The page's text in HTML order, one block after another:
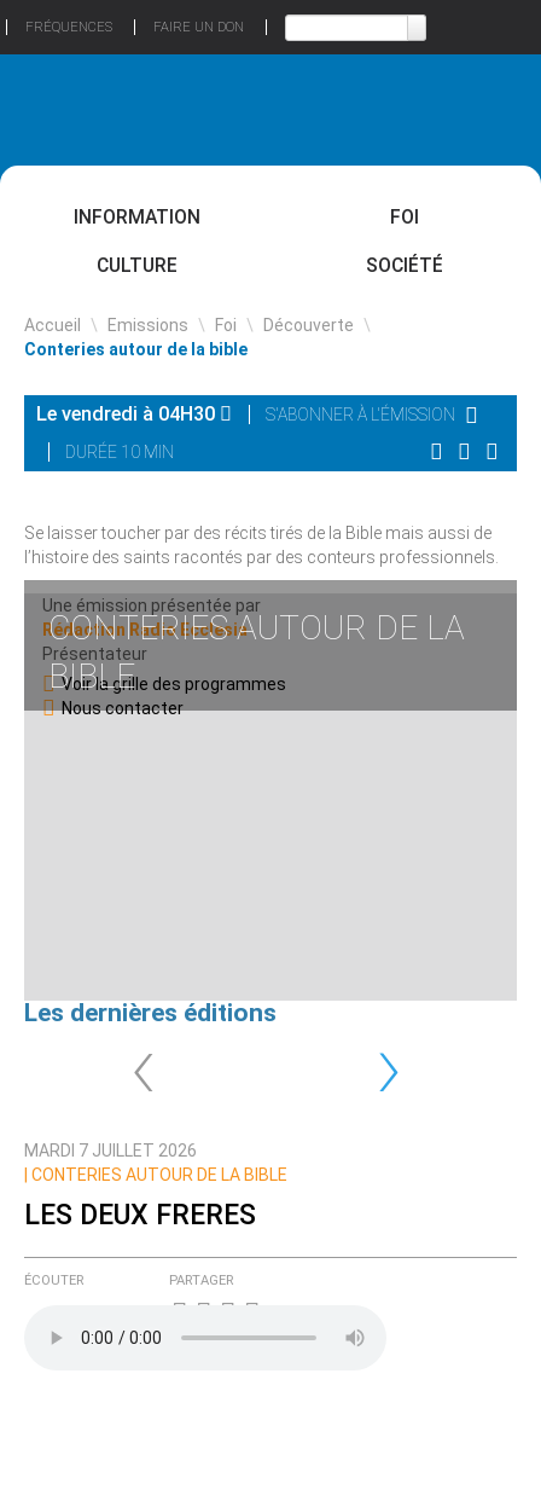
FRÉQUENCES FAIRE UN DON
INFORMATION FOI
CULTURE SOCIÉTÉ
Accueil \ Emissions \ Foi \ Découverte \
Conteries autour de la bible
Le vendredi à 04H30
S'ABONNER À L'ÉMISSION
DURÉE 10 MIN
CONTERIES AUTOUR DE LA
BIBLE
Se laisser toucher par des récits tirés de la Bible mais aussi de
l’histoire des saints racontés par des conteurs professionnels.
Une émission présentée par
Rédaction Radio Ecclesia
Présentateur
Voir la grille des programmes
Nous contacter
Les dernières éditions
‹ ›
MARDI 7 JUILLET 2026
| CONTERIES AUTOUR DE LA BIBLE
LES DEUX FRERES
ÉCOUTER PARTAGER